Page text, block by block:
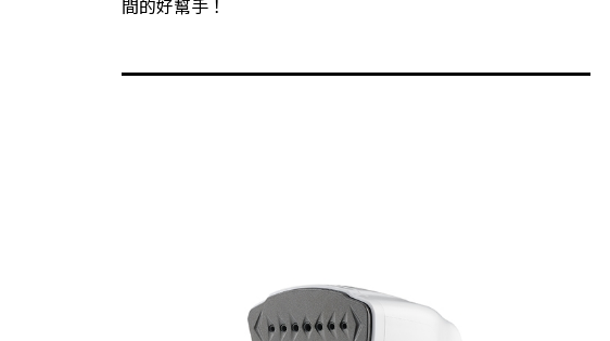
間的好幫手！